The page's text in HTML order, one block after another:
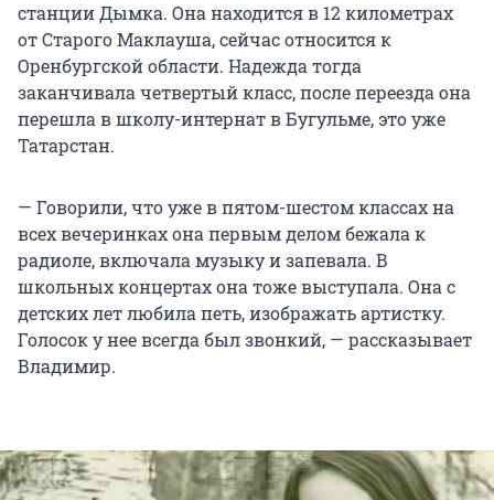
станции Дымка. Она находится в 12 километрах
от Старого Маклауша, сейчас относится к
Оренбургской области. Надежда тогда
заканчивала четвертый класс, после переезда она
перешла в школу-интернат в Бугульме, это уже
Татарстан.
— Говорили, что уже в пятом-шестом классах на
всех вечеринках она первым делом бежала к
радиоле, включала музыку и запевала. В
школьных концертах она тоже выступала. Она с
детских лет любила петь, изображать артистку.
Голосок у нее всегда был звонкий, — рассказывает
Владимир.